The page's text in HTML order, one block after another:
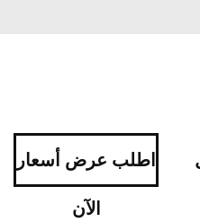
اطلب عرض أسعار
الآن